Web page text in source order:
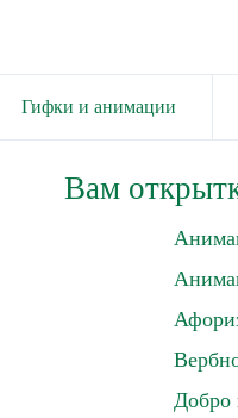
Гифки и анимации
Вам
Добро